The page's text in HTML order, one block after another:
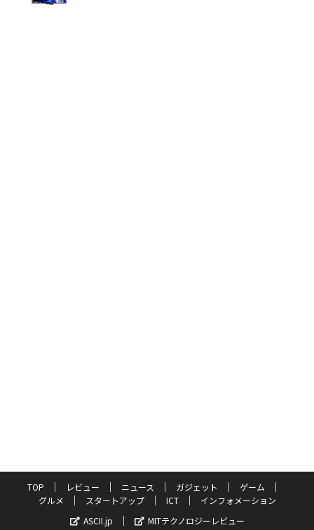
TOP レビュー ニュース ガジェット
ゲーム
グルメ
スタートアップ ICT
インフォメーション
ASCII.jp
MITテクノロジーレビュー